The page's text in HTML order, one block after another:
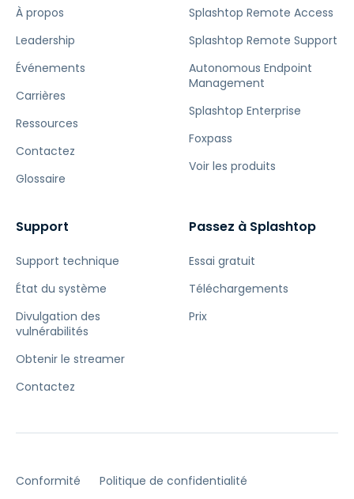
À propos
Leadership
Événements
Carrières
Ressources
Contactez
Glossaire
Splashtop Remote Access
Splashtop Remote Support
Autonomous Endpoint
Management
Splashtop Enterprise
Foxpass
Voir les produits
Support
Support technique
État du système
Divulgation des
vulnérabilités
Obtenir le streamer
Contactez
Passez à Splashtop
Essai gratuit
Téléchargements
Prix
Conformité Politique de confidentialité